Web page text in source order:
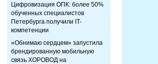
Цифровизация ОПК: более 50%
обученных специалистов
Петербурга получили IT-
компетенции
«Обнимаю сердцем» запустила
брендированную мобильную
связь ХОРОВОД на